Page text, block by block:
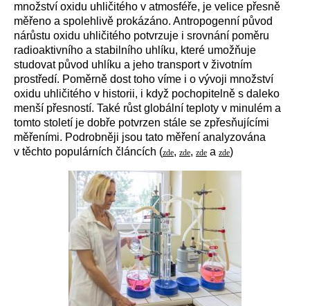
množství oxidu uhličitého v atmosféře, je velice přesně
měřeno a spolehlivě prokázáno. Antropogenní původ
nárůstu oxidu uhličitého potvrzuje i srovnání poměru
radioaktivního a stabilního uhlíku, které umožňuje
studovat původ uhlíku a jeho transport v životním
prostředí. Poměrně dost toho víme i o vývoji množství
oxidu uhličitého v historii, i když pochopitelně s daleko
menší přesností. Také růst globální teploty v minulém a
tomto století je dobře potvrzen stále se zpřesňujícími
měřeními. Podrobněji jsou tato měření analyzována
v těchto populárních článcích (zde, zde, zde a zde)